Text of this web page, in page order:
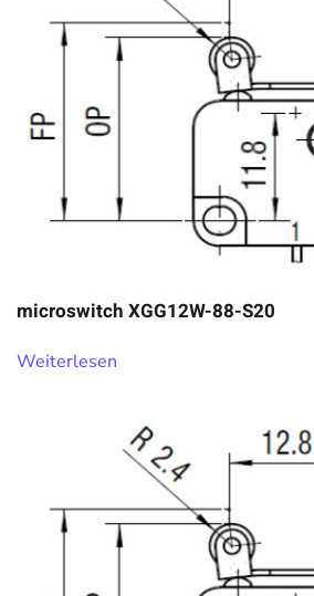
microswitch XGG12W-88-S20
Weiterlesen